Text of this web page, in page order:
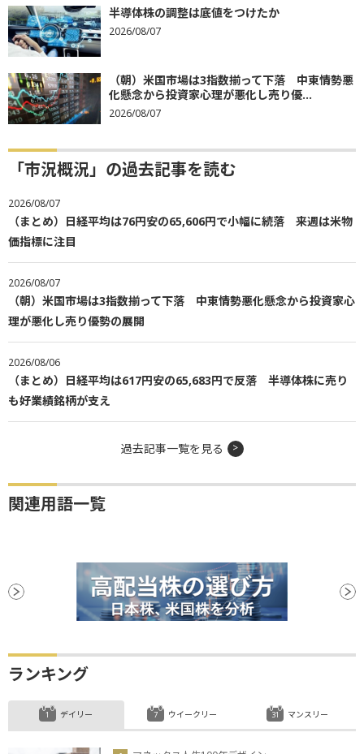
半導体株の調整は底値をつけたか
2026/08/07
（朝）米国市場は3指数揃って下落 中東情勢悪
化懸念から投資家心理が悪化し売り優...
2026/08/07
「市況概況」の過去記事を読む
2026/08/07
（まとめ）日経平均は76円安の65,606円で小幅に続落 来週は米物
価指標に注目
2026/08/07
（朝）米国市場は3指数揃って下落 中東情勢悪化懸念から投資家心
理が悪化し売り優勢の展開
2026/08/06
（まとめ）日経平均は617円安の65,683円で反落 半導体株に売り
も好業績銘柄が支え
過去記事一覧を見る
関連用語一覧
ランキング
デイリー ウイークリー マンスリー